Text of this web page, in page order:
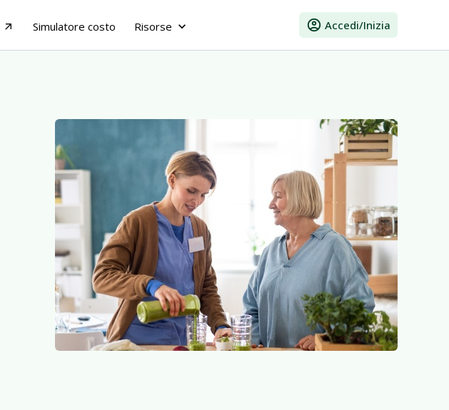
arrow_outward Simulatore costo Risorse keyboard_arrow_down account_circle Accedi/Inizia